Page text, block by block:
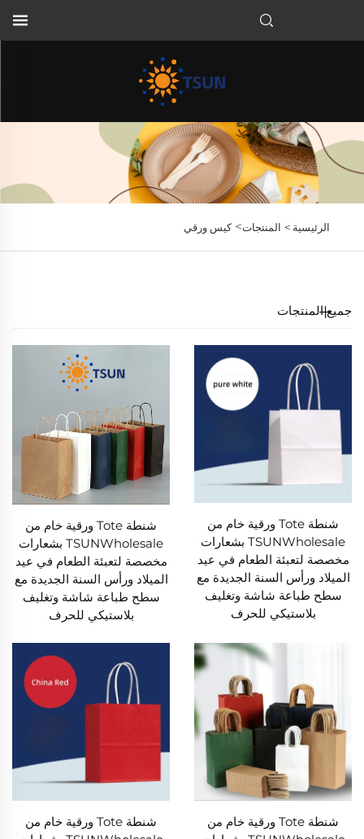
الرئيسية > المنتجات>كيس ورقي
جميع المنتجات
شنطة Tote ورقية خام من
TSUNWholesale بشعارات
مخصصة لتعبئة الطعام في عيد
الميلاد ورأس السنة الجديدة مع
سطح طباعة شاشة وتغليف
بلاستيكي للحرف
شنطة Tote ورقية خام من
TSUNWholesale بشعارات
مخصصة لتعبئة الطعام في عيد
الميلاد ورأس السنة الجديدة مع
سطح طباعة شاشة وتغليف
بلاستيكي للحرف
شنطة Tote ورقية خام من
شنطة Tote ورقية خام من